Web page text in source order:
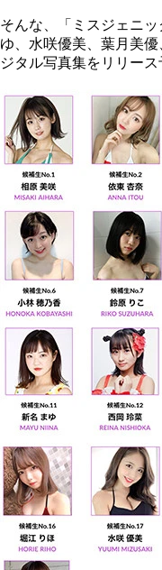
そんな、「ミスジェニ
ゆ、水咲優美、葉月美
ジタル写真集をリリー